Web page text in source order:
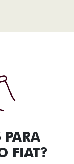
PARA
FIAT?​